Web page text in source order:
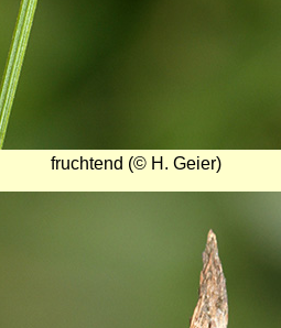
fruchtend (© H. Geier)